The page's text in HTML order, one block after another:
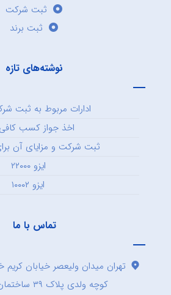
ثبت شرکت
ثبت برند
نوشته‌های تازه
ادارات مربوط به ثبت
اخذ جواز کسب
ثبت شرکت و مزایای آن
ایزو ۲۲۰۰۰
ایزو ۱۰۰۰۲
تماس با ما
تهران میدان ولیعصر خیابان کریم
کوچه ولدی پلاک ۳۹ ساختمان کریم خان